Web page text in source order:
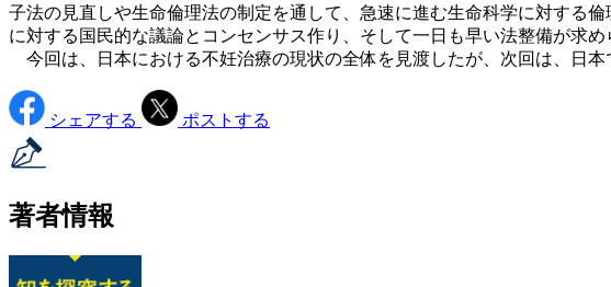
子法の見直しや生命倫理法の制定を通して、急速に進む生命科学に対する
に対する国民的な議論とコンセンサス作り、そして一日も早い法整備が求め
今回は、日本における不妊治療の現状の全体を見渡したが、次回は、日
シェアする ポストする
著者情報